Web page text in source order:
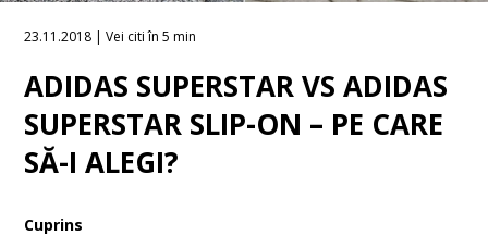
23.11.2018 | Vei citi în 5 min
ADIDAS SUPERSTAR VS ADIDAS
SUPERSTAR SLIP-ON – PE CARE
SĂ-I ALEGI?
Cuprins